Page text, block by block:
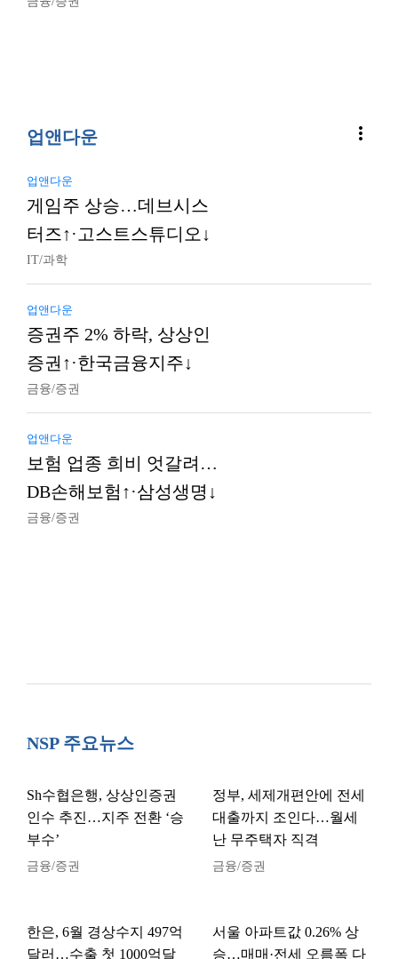
업앤다운 more_vert
업앤다운
게임주 상승…데브시스
터즈↑·고스트스튜디오↓
IT/과학
업앤다운
증권주 2% 하락, 상상인
증권↑·한국금융지주↓
금융/증권
업앤다운
보험 업종 희비 엇갈려…
DB손해보험↑·삼성생명↓
금융/증권
NSP 주요뉴스
Sh수협은행, 상상인증권
인수 추진…지주 전환 ‘승
부수’
금융/증권
정부, 세제개편안에 전세
대출까지 조인다…월세
난 무주택자 직격
금융/증권
한은, 6월 경상수지 497억
달러…수출 첫 1000억달
서울 아파트값 0.26% 상
승…매매·전세 오름폭 다